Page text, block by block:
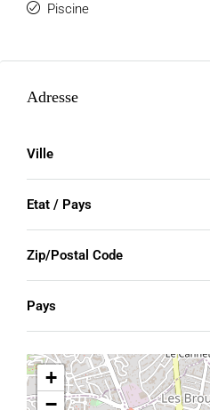
Piscine
Adresse
Ville
Etat / Pays
Zip/Postal Code
Pays
+
−